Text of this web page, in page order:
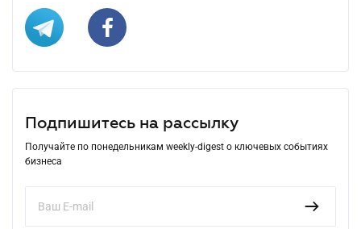
Подпишитесь на рассылку
Получайте по понедельникам weekly-digest о ключевых событиях
бизнеса